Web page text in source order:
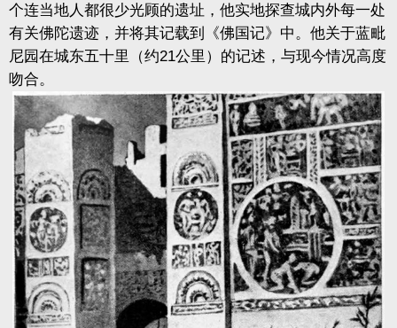
个连当地人都很少光顾的遗址，他实地探查城内外每一处
有关佛陀遗迹，并将其记载到《佛国记》中。他关于蓝毗
尼园在城东五十里（约21公里）的记述，与现今情况高度
吻合。